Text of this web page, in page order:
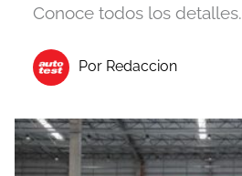
Conoce todos los detalles.
Por Redaccion